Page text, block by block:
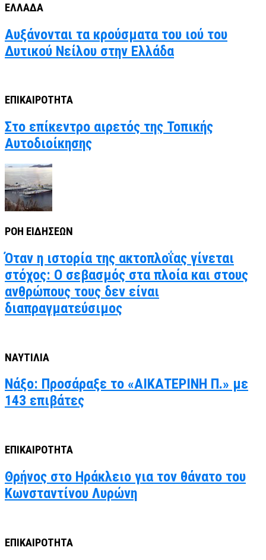
ΕΛΛΑΔΑ
Αυξάνονται τα κρούσματα του ιού του
Δυτικού Νείλου στην Ελλάδα
ΕΠΙΚΑΙΡΟΤΗΤΑ
Στο επίκεντρο αιρετός της Τοπικής
Αυτοδιοίκησης
ΡΟΗ ΕΙΔΗΣΕΩΝ
Όταν η ιστορία της ακτοπλοΐας γίνεται
στόχος: Ο σεβασμός στα πλοία και στους
ανθρώπους τους δεν είναι
διαπραγματεύσιμος
ΝΑΥΤΙΛΙΑ
Νάξο: Προσάραξε το «ΑΙΚΑΤΕΡΙΝΗ Π.» με
143 επιβάτες
ΕΠΙΚΑΙΡΟΤΗΤΑ
Θρήνος στο Ηράκλειο για τον θάνατο του
Κωνσταντίνου Λυρώνη
ΕΠΙΚΑΙΡΟΤΗΤΑ